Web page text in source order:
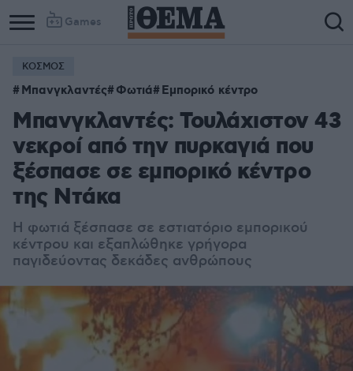
Games
ΚΟΣΜΟΣ
Μπανγκλαντές Φωτιά Εμπορικό κέντρο
Μπανγκλαντές: Τουλάχιστον 43
νεκροί από την πυρκαγιά που
ξέσπασε σε εμπορικό κέντρο
της Ντάκα
Η φωτιά ξέσπασε σε εστιατόριο εμπορικού
κέντρου και εξαπλώθηκε γρήγορα
παγιδεύοντας δεκάδες ανθρώπους